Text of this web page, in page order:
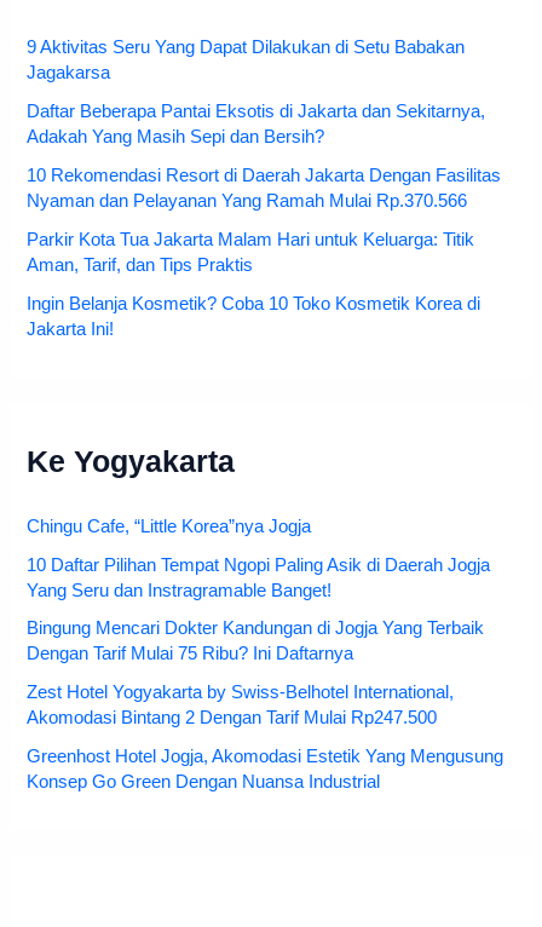
9 Aktivitas Seru Yang Dapat Dilakukan di Setu Babakan
Jagakarsa
Daftar Beberapa Pantai Eksotis di Jakarta dan Sekitarnya,
Adakah Yang Masih Sepi dan Bersih?
10 Rekomendasi Resort di Daerah Jakarta Dengan Fasilitas
Nyaman dan Pelayanan Yang Ramah Mulai Rp.370.566
Parkir Kota Tua Jakarta Malam Hari untuk Keluarga: Titik
Aman, Tarif, dan Tips Praktis
Ingin Belanja Kosmetik? Coba 10 Toko Kosmetik Korea di
Jakarta Ini!
Ke Yogyakarta
Chingu Cafe, “Little Korea”nya Jogja
10 Daftar Pilihan Tempat Ngopi Paling Asik di Daerah Jogja
Yang Seru dan Instragramable Banget!
Bingung Mencari Dokter Kandungan di Jogja Yang Terbaik
Dengan Tarif Mulai 75 Ribu? Ini Daftarnya
Zest Hotel Yogyakarta by Swiss-Belhotel International,
Akomodasi Bintang 2 Dengan Tarif Mulai Rp247.500
Greenhost Hotel Jogja, Akomodasi Estetik Yang Mengusung
Konsep Go Green Dengan Nuansa Industrial